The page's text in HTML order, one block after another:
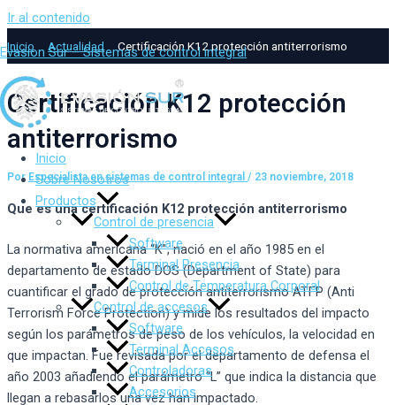
Ir al contenido
Evasion Sur – Sistemas de control integral
Inicio
Sobre Nosotros
Productos
Control de presencia
Software
Terminal Presencia
Control de Temperatura Corporal
Control de accesos
Software
Terminal Accesos
Controladoras
Accesorios
Inicio Actualidad Certificación K12 protección antiterrorismo
Certificación K12 protección
antiterrorismo
Por Especialista en sistemas de control integral / 23 noviembre, 2018
Que es una certificación K12 protección antiterrorismo
La normativa americana “K”, nació en el año 1985 en el
departamento de estado DOS (Department of State) para
cuantificar el grado de protección antiterrorismo ATFP (Anti
Terrorism Force Protection) y mide los resultados del impacto
según los parámetros de peso de los vehículos, la velocidad en
que impactan. Fue revisada por el departamento de defensa el
año 2003 añadiendo el parámetro “L” que indica la distancia que
llegan a rebasarlos una vez han impactado.